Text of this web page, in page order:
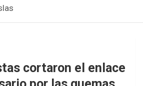
cortaron el enlace